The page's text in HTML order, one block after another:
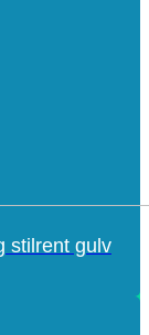
stilrent gulv